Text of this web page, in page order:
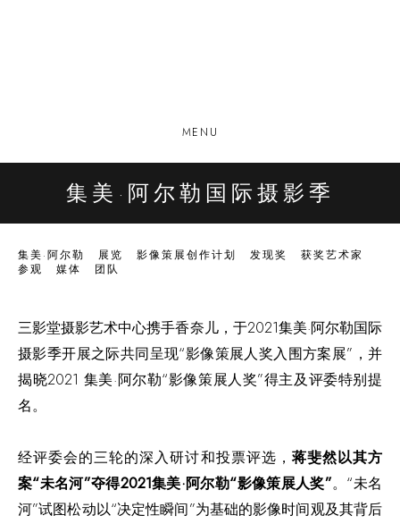
MENU
集美·阿尔勒国际摄影季
集美·阿尔勒 展览 影像策展创作计划 发现奖
获奖艺术家
参观
媒体 团队
三影堂摄影艺术中心携手香奈儿，于2021集美·阿尔勒国际
摄影季开展之际共同呈现“影像策展人奖入围方案展”，并
揭晓2021 集美·阿尔勒“影像策展人奖”得主及评委特别提
名。
经评委会的三轮的深入研讨和投票评选， 蒋斐然以其方
案“未名河”夺得2021集美·阿尔勒“影像策展人奖”。“未名
河”试图松动以“决定性瞬间”为基础的影像时间观及其背后